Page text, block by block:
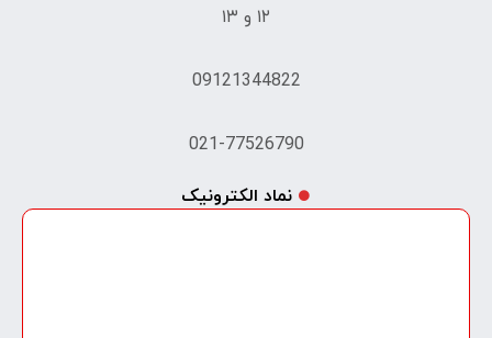
۱۲ و ۱۳
09121344822
021-77526790
نماد الکترونیک